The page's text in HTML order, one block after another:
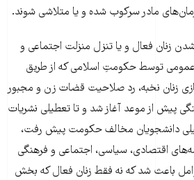
مادر سرکوب شده و یا متلاشی شوند.
زنان فعال و یا تنزل منزلت اجتماعی و
توسط حکومتِ اسلامی که از طریق
زنان نخبه، رد صلاحیت قضات زن و مجبور
پیش از موعد آغاز شد و تا تعطیلی نشریات
دانشجویان مخالف حکومت پیش رفت،
اقتصادی، سیاسی، اجتماعی و فرهنگی
باعث شد که نه فقط زنان فعال که بخش